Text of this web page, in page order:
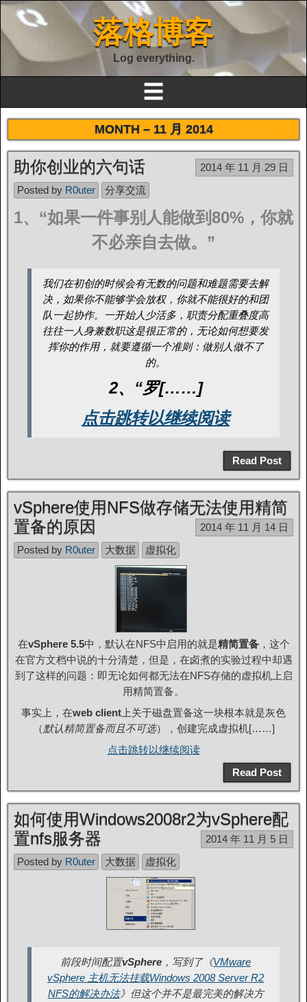
落格博客
Log everything.
☰
MONTH –11 月 2014
助你创业的六句话
2014 年 11 月 29 日
Posted by R0uter 分享交流
1、“如果一件事别人能做到80%，你就
不必亲自去做。”
我们在初创的时候会有无数的问题和难题需要去解
决，如果你不能够学会放权，你就不能很好的和团
队一起协作。一开始人少活多，职责分配重叠度高
往往一人身兼数职这是很正常的，无论如何想要发
挥你的作用，就要遵循一个准则：做别人做不了
的。
2、“罗[……]
点击跳转以继续阅读
Read Post
vSphere使用NFS做存储无法使用精简
置备的原因
2014 年 11 月 14 日
Posted by R0uter 大数据 虚拟化
在vSphere 5.5中，默认在NFS中启用的就是精简置备，这个
在官方文档中说的十分清楚，但是，在卤煮的实验过程中却遇
到了这样的问题：即无论如何都无法在NFS存储的虚拟机上启
用精简置备。
事实上，在web client 上关于磁盘置备这一块根本就是灰色
（默认精简置备而且不可选），创建完成虚拟机[……]
点击跳转以继续阅读
Read Post
如何使用Windows2008r2为vSphere配
置nfs服务器
2014 年 11 月 5 日
Posted by R0uter 大数据 虚拟化
前段时间配置vSphere ，写到了《VMware
vSphere 主机无法挂载Windows 2008 Server R2
NFS的解决办法》但这个并不是最完美的解决方